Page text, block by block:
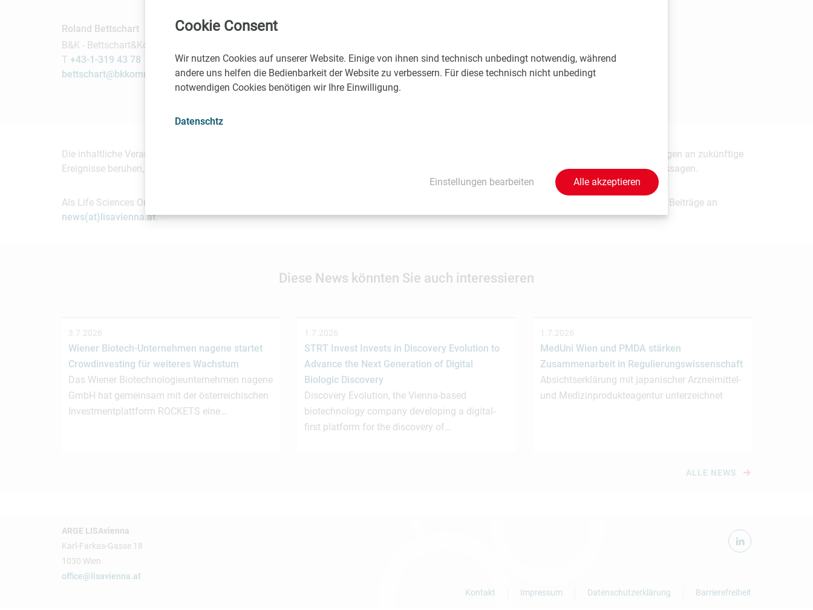
Roland Bettschart
B&K - Bettschart&Kofler Kommunikationsberatung
T +43-1-319 43 78
bettschart@bkkommunikation.com
Die inhaltliche Verantwortung für diesen Beitrag liegt ausschließlich beim Aussender. Beiträge können Vorhersagen enthalten, die auf Erwartungen an zukünftige
Ereignisse beruhen, die zur Zeit der Erstellung des Beitrags in Aussicht standen. Bitte verlassen Sie sich nicht auf diese zukunftsgerichteten Aussagen.
Als Life Sciences Organisation mit Sitz in Wien möchten Sie, dass LISAvienna auf Ihre News und Events hinweist? Senden Sie uns einfach Ihre Beiträge an
news(at)lisavienna.at.
Diese News könnten Sie auch interessieren
3.7.2026
Wiener Biotech-Unternehmen nagene startet
Crowdinvesting für weiteres Wachstum
Das Wiener Biotechnologieunternehmen nagene
GmbH hat gemeinsam mit der österreichischen
Investmentplattform ROCKETS eine…
1.7.2026
STRT Invest Invests in Discovery Evolution to
Advance the Next Generation of Digital
Biologic Discovery
Discovery Evolution, the Vienna-based
biotechnology company developing a digital-
first platform for the discovery of…
1.7.2026
MedUni Wien und PMDA stärken
Zusammenarbeit in Regulierungswissenschaft
Absichtserklärung mit japanischer Arzneimittel-
und Medizinprodukteagentur unterzeichnet
ALLE NEWS
ARGE LISAvienna
Karl-Farkas-Gasse 18
1030 Wien
office@lisavienna.at
Kontakt
Impressum Datenschutzerklärung Barrierefreiheit
Cookie Consent
Wir nutzen Cookies auf unserer Website. Einige von ihnen sind technisch unbedingt notwendig, während
andere uns helfen die Bedienbarkeit der Website zu verbessern. Für diese technisch nicht unbedingt
notwendigen Cookies benötigen wir Ihre Einwilligung.
Datenschtz
Einstellungen bearbeiten Alle akzeptieren